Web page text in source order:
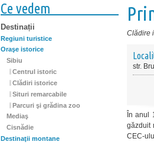
Ce vedem
Destinații
Regiuni turistice
Oraşe istorice
Sibiu
Centrul istoric
Clădiri istorice
Situri remarcabile
Parcuri şi grădina zoo
Mediaş
Cisnădie
Destinaţii montane
Clădire
str.
În anul
găzduit
CEC-